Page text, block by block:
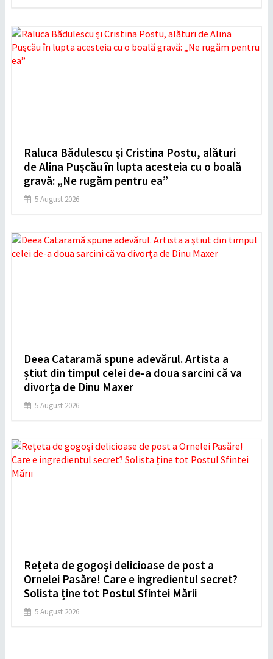
Raluca Bădulescu și Cristina Postu, alături
de Alina Pușcău în lupta acesteia cu o boală
gravă: „Ne rugăm pentru ea”
5 August 2026
Deea Cataramă spune adevărul. Artista a
știut din timpul celei de-a doua sarcini că va
divorța de Dinu Maxer
5 August 2026
Rețeta de gogoşi delicioase de post a
Ornelei Pasăre! Care e ingredientul secret?
Solista ține tot Postul Sfintei Mării
5 August 2026